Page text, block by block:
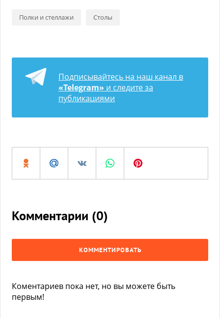
Полки и стеллажи Столы
Подписывайтесь на наш канал в
«Telegram» и следите за
публикациями
Комментарии (0)
КОММЕНТИРОВАТЬ
Коментариев пока нет, но вы можете быть
первым!